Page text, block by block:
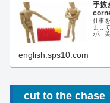
手抜
仕事
まし
が、
english.sps10.com
cut to the chase